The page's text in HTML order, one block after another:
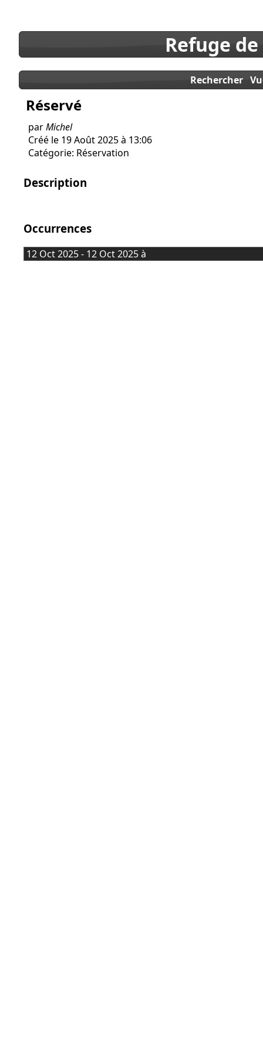
Refuge
Rechercher
Réservé
parMichel
Créé le 19 Août 2025 à 13:06
Catégorie: Réservation
Description
Occurrences
12 Oct 2025 - 12 Oct 2025 à